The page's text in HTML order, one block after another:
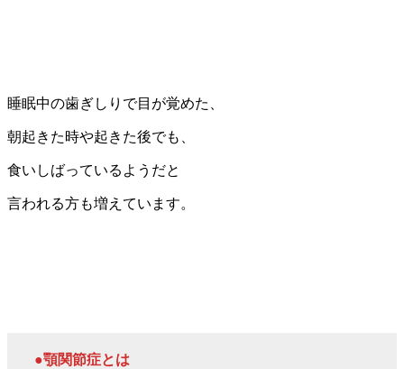
睡眠中の歯ぎしりで目が覚めた、
朝起きた時や起きた後でも、
食いしばっているようだと
言われる方も増えています。
●顎関節症とは